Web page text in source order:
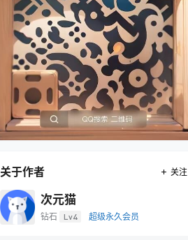
关于作者 关注
次元猫
钻石 Lv4 超级永久会员